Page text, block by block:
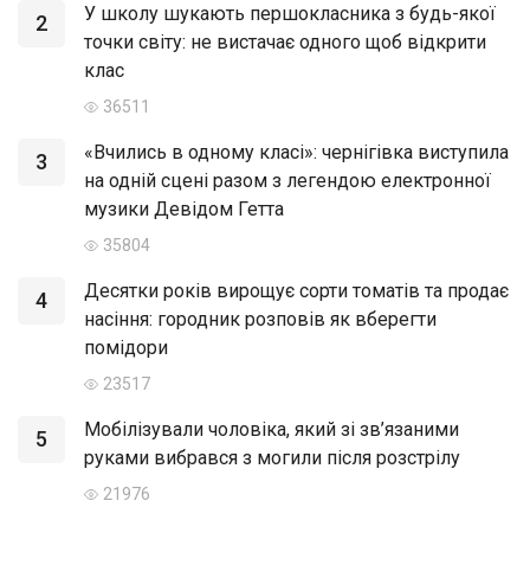
2
У школу шукають першокласника з будь-якої
точки світу: не вистачає одного щоб відкрити
клас
36511
3
«Вчились в одному класі»: чернігівка виступила
на одній сцені разом з легендою електронної
музики Девідом Гетта
35804
4
Десятки років вирощує сорти томатів та продає
насіння: городник розповів як вберегти
помідори
23517
5
Мобілізували чоловіка, який зі зв’язаними
руками вибрався з могили після розстрілу
21976